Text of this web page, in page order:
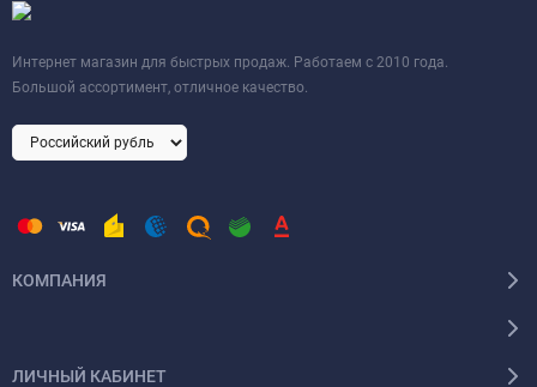
Интернет магазин для быстрых продаж. Работаем с 2010 года.
Большой ассортимент, отличное качество.
КОМПАНИЯ
ЛИЧНЫЙ КАБИНЕТ